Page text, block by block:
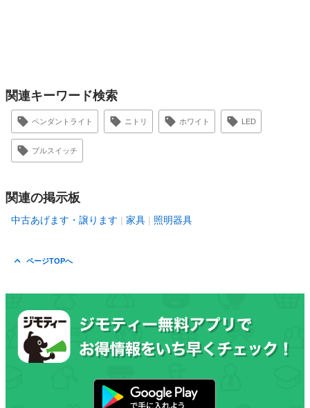
関連キーワード検索
ペンダントライト ニトリ ホワイト LED
プルスイッチ
関連の掲示板
中古あげます・譲ります 家具 照明器具
ページTOPへ